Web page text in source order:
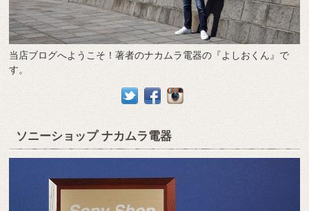
当店ブログへようこそ！著者のナカムラ電器の『よしおくん』で
す。
ソニーショップ ナカムラ電器